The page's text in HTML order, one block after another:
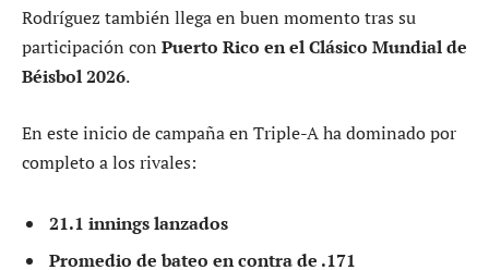
Rodríguez también llega en buen momento tras su
participación con Puerto Rico en el Clásico Mundial de
Béisbol 2026.
En este inicio de campaña en Triple-A ha dominado por
completo a los rivales:
21.1 innings lanzados
Promedio de bateo en contra de .171